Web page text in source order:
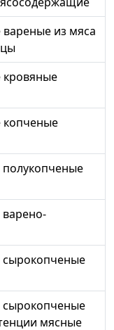
из мяса
кровяные
копченые
полукопченые
варено-
сырокопченые
сырокопченые
мясные